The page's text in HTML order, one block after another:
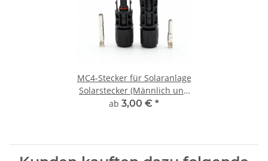
MC4-Stecker für Solaranlage
Solarstecker (Männlich und
Weiblich)
ab 3,00 € *